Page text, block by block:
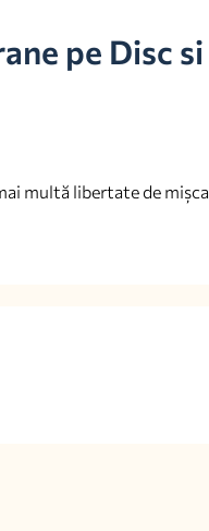
pe Disc
multă libertate de